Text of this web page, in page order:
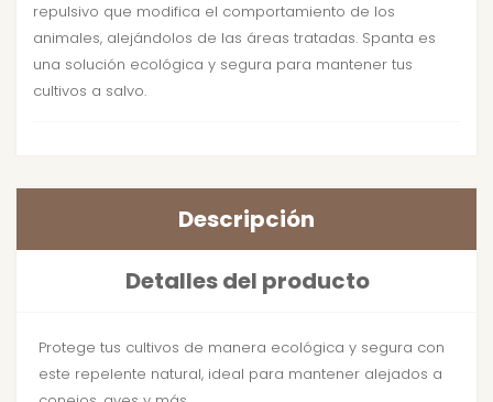
repulsivo que modifica el comportamiento de los
animales, alejándolos de las áreas tratadas. Spanta es
una solución ecológica y segura para mantener tus
cultivos a salvo.
Descripción
Detalles del producto
Protege tus cultivos de manera ecológica y segura con
este repelente natural, ideal para mantener alejados a